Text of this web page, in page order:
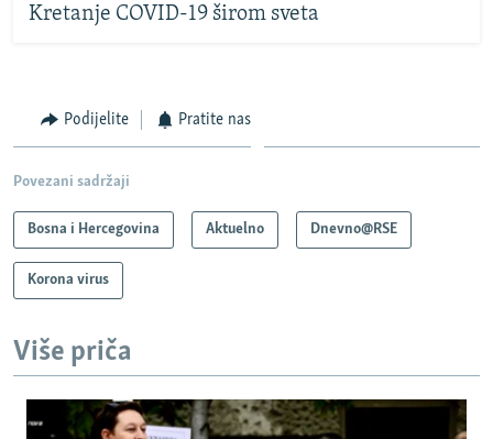
Kretanje COVID-19 širom sveta
Podijelite Pratite nas
Povezani sadržaji
Bosna i Hercegovina Aktuelno Dnevno@RSE
Korona virus
Više priča